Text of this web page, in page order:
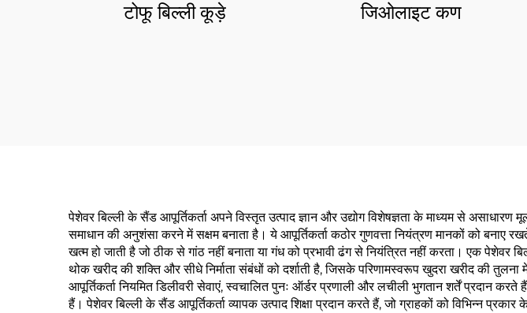
टोफू बिल्ली कूड़े जिओलाइट कण
पेशेवर बिल्ली के सैंड आपूर्तिकर्ता अपने विस्तृत उत्पाद ज्ञान और उद्योग विशेषज्ञता के माध्यम से
समाधान की अनुशंसा करने में सक्षम बनाता है। ये आपूर्तिकर्ता कठोर गुणवत्ता नियंत्रण मानकों को बनाए
खत्म हो जाती है जो ठीक से गांठ नहीं बनाता या गंध को प्रभावी ढंग से नियंत्रित नहीं करता। एक पेशेवर
थोक खरीद की शक्ति और सीधे निर्माता संबंधों को दर्शाती है, जिसके परिणामस्वरूप खुदरा खरीद की
आपूर्तिकर्ता नियमित डिलीवरी सेवाएं, स्वचालित पुनः ऑर्डर प्रणाली और लचीली भुगतान शर्तें प्रदान
हैं। पेशेवर बिल्ली के सैंड आपूर्तिकर्ता व्यापक उत्पाद शिक्षा प्रदान करते हैं, जो ग्राहकों को विभिन्न